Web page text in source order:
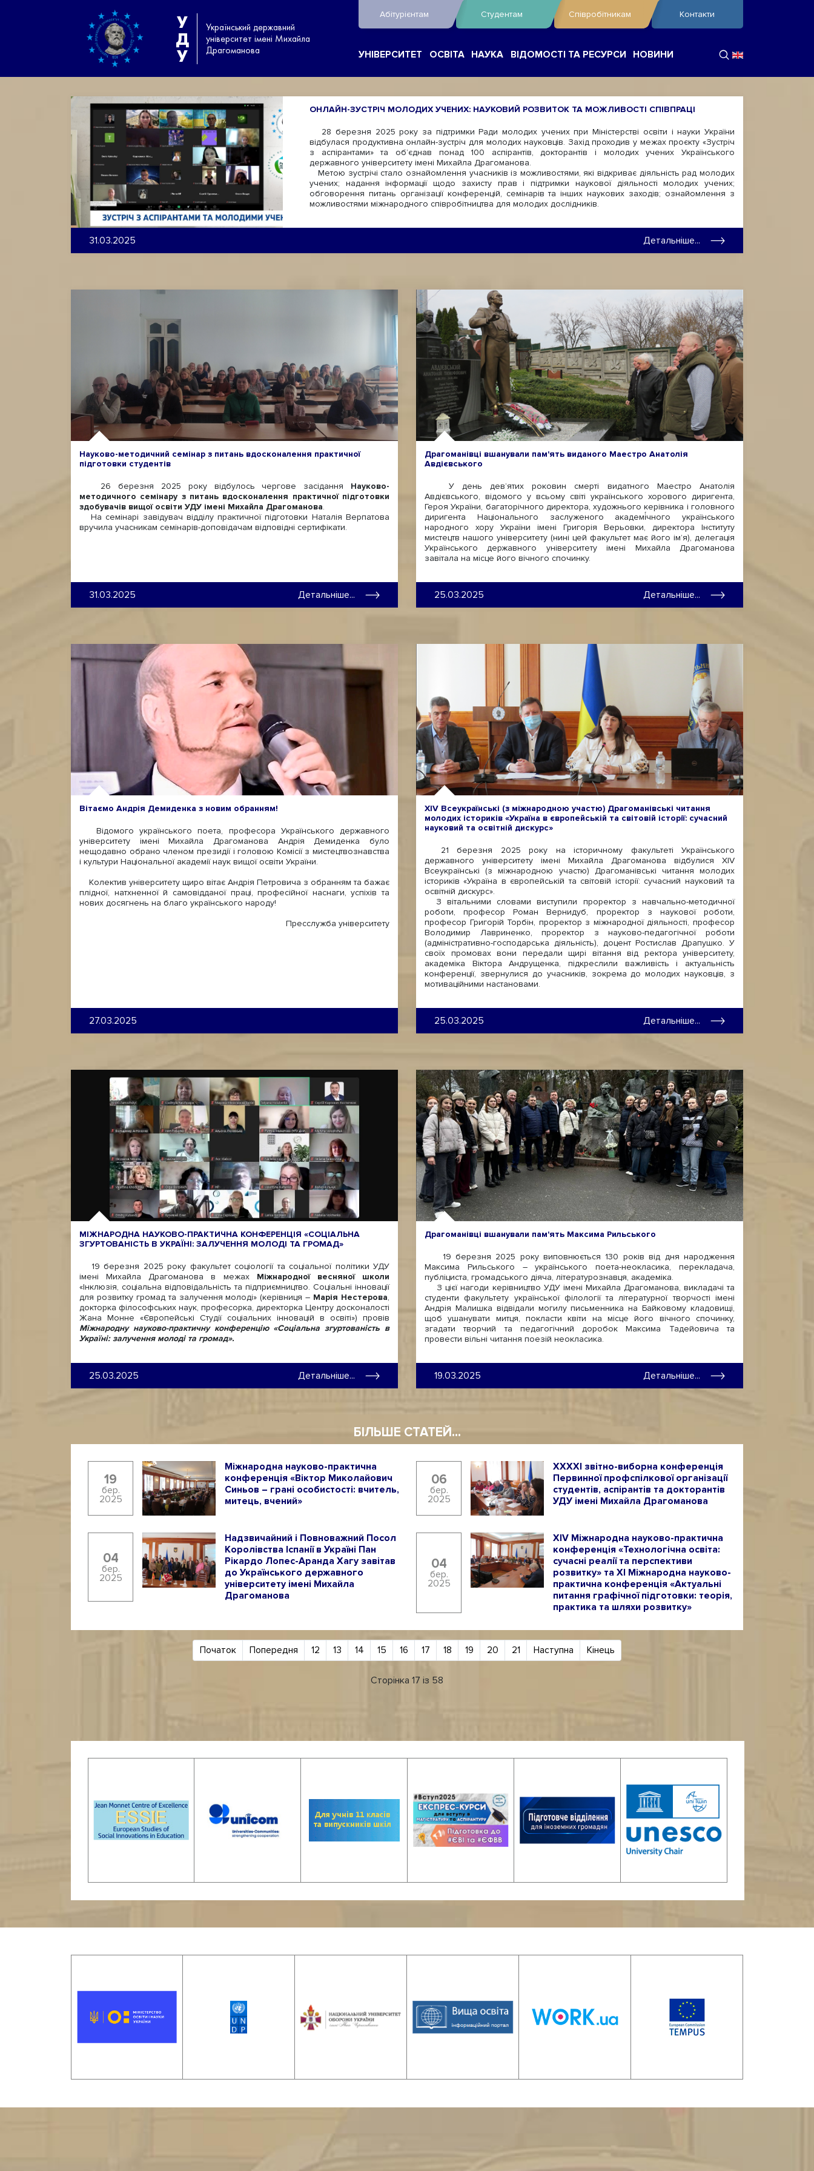
У
Д
У
Український державний
університет імені Михайла
Драгоманова
Абітурієнтам Студентам Співробітникам Контакти
УНІВЕРСИТЕТ ОСВІТА НАУКА ВІДОМОСТІ ТА РЕСУРСИ НОВИНИ
ОНЛАЙН-ЗУСТРІЧ МОЛОДИХ УЧЕНИХ: НАУКОВИЙ РОЗВИТОК ТА МОЖЛИВОСТІ СПІВПРАЦІ
28 березня 2025 року за підтримки Ради молодих учених при Міністерстві освіти і науки України
відбулася продуктивна онлайн-зустріч для молодих науковців. Захід проходив у межах проєкту «Зустріч
з аспірантами» та об’єднав понад 100 аспірантів, докторантів і молодих учених Українського
державного університету імені Михайла Драгоманова.
Метою зустрічі стало ознайомлення учасників із можливостями, які відкриває діяльність рад молодих
учених; надання інформації щодо захисту прав і підтримки наукової діяльності молодих учених;
обговорення питань організації конференцій, семінарів та інших наукових заходів; ознайомлення з
можливостями міжнародного співробітництва для молодих дослідників.
31.03.2025 Детальніше...
Науково-методичний семінар з питань вдосконалення практичної
підготовки студентів
26 березня 2025 року відбулось чергове засідання Науково-
методичного семінару з питань вдосконалення практичної підготовки
здобувачів вищої освіти УДУ імені Михайла Драгоманова.
На семінарі завідувач відділу практичної підготовки Наталія Верпатова
вручила учасникам семінарів-доповідачам відповідні сертифікати.
31.03.2025 Детальніше...
Драгоманівці вшанували пам'ять виданого Маестро Анатолія
Авдієвського
У день дев’ятих роковин смерті видатного Маестро Анатолія
Авдієвського, відомого у всьому світі українського хорового диригента,
Героя України, багаторічного директора, художнього керівника і головного
диригента Національного заслуженого академі́чного українського
народного хору України імені Григорія Верьовки, директора Інституту
мистецтв нашого університету (нині цей факультет має його ім’я), делегація
Українського державного університету імені Михайла Драгоманова
завітала на місце його вічного спочинку.
25.03.2025 Детальніше...
Вітаємо Андрія Демиденка з новим обранням!
Відомого українського поета, професора Українського державного
університету імені Михайла Драгоманова Андрія Демиденка було
нещодавно обрано членом президії і головою Комісії з мистецтвознавства
і культури Національної академії наук вищої освіти України.
Колектив університету щиро вітає Андрія Петровича з обранням та бажає
плідної, натхненної й самовідданої праці, професійної наснаги, успіхів та
нових досягнень на благо українського народу!
Пресслужба університету
27.03.2025
XIV Всеукраїнські (з міжнародною участю) Драгоманівські читання
молодих істориків «Україна в європейській та світовій історії: сучасний
науковий та освітній дискурс»
21 березня 2025 року на історичному факультеті Українського
державного університету імені Михайла Драгоманова відбулися XIV
Всеукраїнські (з міжнародною участю) Драгоманівські читання молодих
істориків «Україна в європейській та світовій історії: сучасний науковий та
освітній дискурс».
З вітальними словами виступили проректор з навчально-методичної
роботи, професор Роман Вернидуб, проректор з наукової роботи,
професор Григорій Торбін, проректор з міжнародної діяльності, професор
Володимир Лавриненко, проректор з науково-педагогічної роботи
(адміністративно-господарська діяльність), доцент Ростислав Драпушко. У
своїх промовах вони передали щирі вітання від ректора університету,
академіка Віктора Андрущенка, підкреслили важливість і актуальність
конференції, звернулися до учасників, зокрема до молодих науковців, з
мотиваційними настановами.
25.03.2025 Детальніше...
МІЖНАРОДНА НАУКОВО-ПРАКТИЧНА КОНФЕРЕНЦІЯ «СОЦІАЛЬНА
ЗГУРТОВАНІСТЬ В УКРАЇНІ: ЗАЛУЧЕННЯ МОЛОДІ ТА ГРОМАД»
19 березня 2025 року факультет соціології та соціальної політики УДУ
імені Михайла Драгоманова в межах Міжнародної весняної школи
«Інклюзія, соціальна відповідальність та підприємництво. Соціальні інновації
для розвитку громад та залучення молоді» (керівниця – Марія Нестерова,
докторка філософських наук, професорка, директорка Центру досконалості
Жана Монне «Європейські Студії соціальних інновацій в освіті») провів
Міжнародну науково-практичну конференцію «Соціальна згуртованість в
Україні: залучення молоді та громад».
25.03.2025 Детальніше...
Драгоманівці вшанували пам'ять Максима Рильського
19 березня 2025 року виповнюється 130 років від дня народження
Максима Рильського – українського поета-неокласика, перекладача,
публіциста, громадського діяча, літературознавця, академіка.
З цієї нагоди керівництво УДУ імені Михайла Драгоманова, викладачі та
студенти факультету української філології та літературної творчості імені
Андрія Малишка відвідали могилу письменника на Байковому кладовищі,
щоб ушанувати митця, покласти квіти на місце його вічного спочинку,
згадати творчий та педагогічний доробок Максима Тадейовича та
провести вільні читання поезій неокласика.
19.03.2025 Детальніше...
БІЛЬШЕ СТАТЕЙ...
19
бер.
2025
Міжнародна науково-практична
конференція «Віктор Миколайович
Синьов – грані особистості: вчитель,
митець, вчений»
06
бер.
2025
ХХХХІ звітно-виборна конференція
Первинної профспілкової організації
студентів, аспірантів та докторантів
УДУ імені Михайла Драгоманова
04
бер.
2025
Надзвичайний і Повноважний Посол
Королівства Іспанії в Україні Пан
Рікардо Лопес-Аранда Хагу завітав
до Українського державного
університету імені Михайла
Драгоманова
04
бер.
2025
ХІV Міжнародна науково-практична
конференція «Технологічна освіта:
сучасні реалії та перспективи
розвитку» та ХІ Міжнародна науково-
практична конференція «Актуальні
питання графічної підготовки: теорія,
практика та шляхи розвитку»
Початок Попередня 12 13 14 15 16 17 18 19 20 21 Наступна Кінець
Сторінка 17 із 58